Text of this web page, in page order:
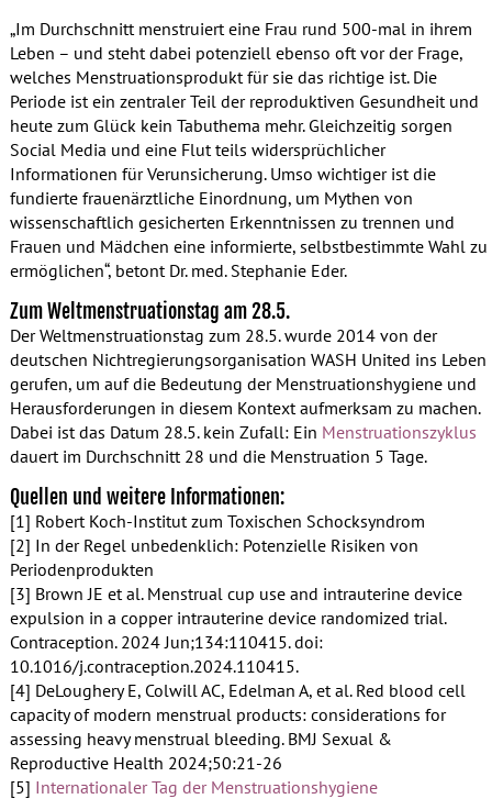
„Im Durchschnitt menstruiert eine Frau rund 500-mal in ihrem
Leben – und steht dabei potenziell ebenso oft vor der Frage,
welches Menstruationsprodukt für sie das richtige ist. Die
Periode ist ein zentraler Teil der reproduktiven Gesundheit und
heute zum Glück kein Tabuthema mehr. Gleichzeitig sorgen
Social Media und eine Flut teils widersprüchlicher
Informationen für Verunsicherung. Umso wichtiger ist die
fundierte frauenärztliche Einordnung, um Mythen von
wissenschaftlich gesicherten Erkenntnissen zu trennen und
Frauen und Mädchen eine informierte, selbstbestimmte Wahl zu
ermöglichen“, betont Dr. med. Stephanie Eder.
Zum Weltmenstruationstag am 28.5.
Der Weltmenstruationstag zum 28.5. wurde 2014 von der
deutschen Nichtregierungsorganisation WASH United ins Leben
gerufen, um auf die Bedeutung der Menstruationshygiene und
Herausforderungen in diesem Kontext aufmerksam zu machen.
Dabei ist das Datum 28.5. kein Zufall: Ein Menstruationszyklus
dauert im Durchschnitt 28 und die Menstruation 5 Tage.
Quellen und weitere Informationen:
[1] Robert Koch-Institut zum Toxischen Schocksyndrom
[2] In der Regel unbedenklich: Potenzielle Risiken von
Periodenprodukten
[3] Brown JE et al. Menstrual cup use and intrauterine device
expulsion in a copper intrauterine device randomized trial.
Contraception. 2024 Jun;134:110415. doi:
10.1016/j.contraception.2024.110415.
[4] DeLoughery E, Colwill AC, Edelman A, et al. Red blood cell
capacity of modern menstrual products: considerations for
assessing heavy menstrual bleeding. BMJ Sexual &
Reproductive Health 2024;50:21-26
[5] Internationaler Tag der Menstruationshygiene